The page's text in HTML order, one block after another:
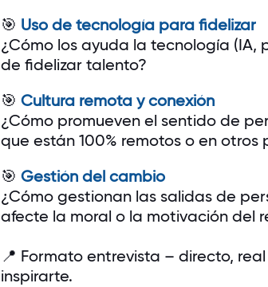
🎯 Uso de tecnología para fidelizar
¿Cómo los ayuda la tecnología (IA,
de fidelizar talento?
🎯 Cultura remota y conexión
¿Cómo promueven el sentido de
que están 100% remotos o en otros
🎯 Gestión del cambio
¿Cómo gestionan las salidas de
afecte la moral o la motivación del
📍 Formato entrevista – directo,
inspirarte.